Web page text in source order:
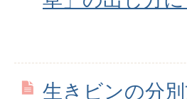
生きビンの分